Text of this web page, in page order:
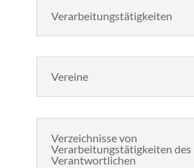
Verarbeitungstätigkeiten
Vereine
Verzeichnisse von
Verarbeitungstätigkeiten des
Verantwortlichen